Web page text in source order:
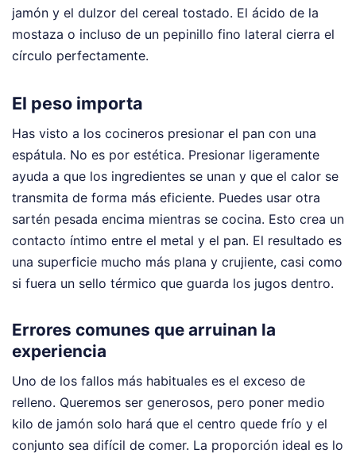
jamón y el dulzor del cereal tostado. El ácido de la
mostaza o incluso de un pepinillo fino lateral cierra el
círculo perfectamente.
El peso importa
Has visto a los cocineros presionar el pan con una
espátula. No es por estética. Presionar ligeramente
ayuda a que los ingredientes se unan y que el calor se
transmita de forma más eficiente. Puedes usar otra
sartén pesada encima mientras se cocina. Esto crea un
contacto íntimo entre el metal y el pan. El resultado es
una superficie mucho más plana y crujiente, casi como
si fuera un sello térmico que guarda los jugos dentro.
Errores comunes que arruinan la
experiencia
Uno de los fallos más habituales es el exceso de
relleno. Queremos ser generosos, pero poner medio
kilo de jamón solo hará que el centro quede frío y el
conjunto sea difícil de comer. La proporción ideal es lo